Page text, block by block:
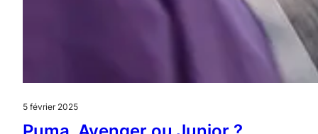
5 février 2025